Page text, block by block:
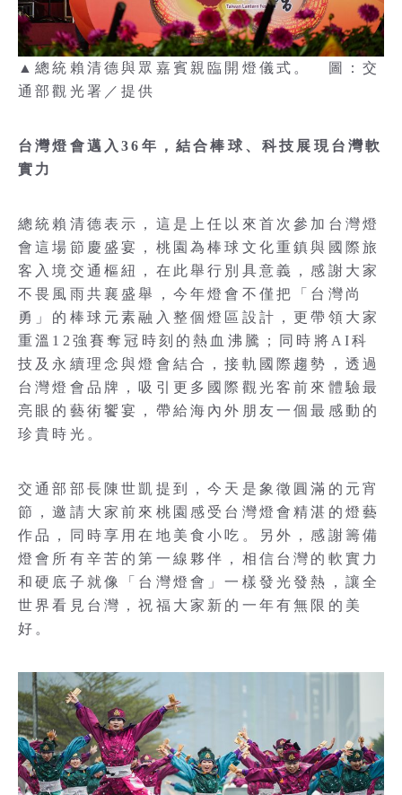
▲總統賴清德與眾嘉賓親臨開燈儀式。 圖：交
通部觀光署／提供
台灣燈會邁入36年，結合棒球、科技展現台灣軟
實力
總統賴清德表示，這是上任以來首次參加台灣燈
會這場節慶盛宴，桃園為棒球文化重鎮與國際旅
客入境交通樞紐，在此舉行別具意義，感謝大家
不畏風雨共襄盛舉，今年燈會不僅把「台灣尚
勇」的棒球元素融入整個燈區設計，更帶領大家
重溫12強賽奪冠時刻的熱血沸騰；同時將AI科
技及永續理念與燈會結合，接軌國際趨勢，透過
台灣燈會品牌，吸引更多國際觀光客前來體驗最
亮眼的藝術饗宴，帶給海內外朋友一個最感動的
珍貴時光。
交通部部長陳世凱提到，今天是象徵圓滿的元宵
節，邀請大家前來桃園感受台灣燈會精湛的燈藝
作品，同時享用在地美食小吃。另外，感謝籌備
燈會所有辛苦的第一線夥伴，相信台灣的軟實力
和硬底子就像「台灣燈會」一樣發光發熱，讓全
世界看見台灣，祝福大家新的一年有無限的美
好。